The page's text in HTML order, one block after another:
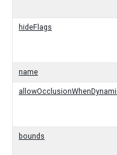
hideFlags
name
bounds